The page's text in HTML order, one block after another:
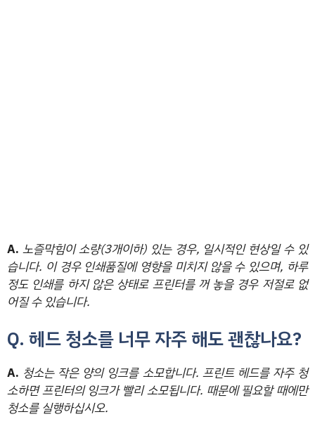
A. 노즐막힘이 소량(3개이하) 있는 경우, 일시적인 현상일 수 있
습니다. 이 경우 인쇄품질에 영향을 미치지 않을 수 있으며, 하루
정도 인쇄를 하지 않은 상태로 프린터를 꺼 놓을 경우 저절로 없
어질 수 있습니다.
Q. 헤드 청소를 너무 자주 해도 괜찮나요?
A. 청소는 작은 양의 잉크를 소모합니다. 프린트 헤드를 자주 청
소하면 프린터의 잉크가 빨리 소모됩니다. 때문에 필요할 때에만
청소를 실행하십시오.